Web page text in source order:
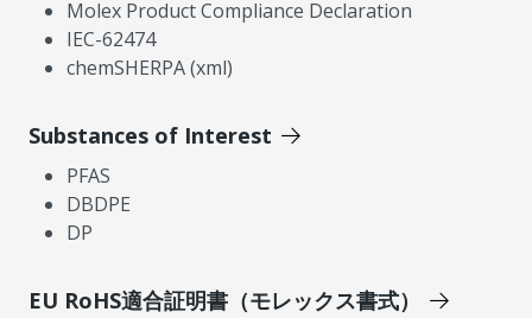
Molex Product Compliance Declaration
IEC-62474
chemSHERPA (xml)
Substances of Interest
PFAS
DBDPE
DP
EU RoHS適合証明書（モレックス書式）